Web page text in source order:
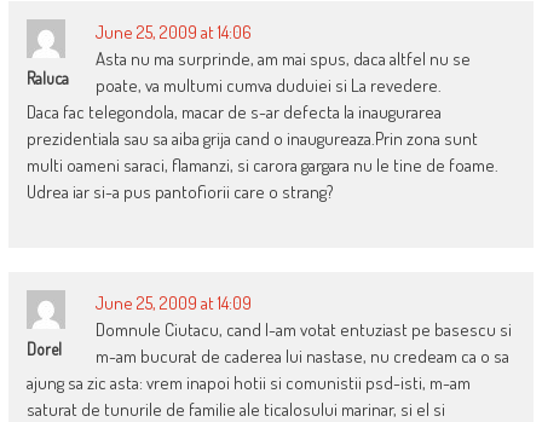
Raluca
June 25, 2009 at 14:06
Asta nu ma surprinde, am mai spus, daca altfel nu se
poate, va multumi cumva duduiei si La revedere.
Daca fac telegondola, macar de s-ar defecta la inaugurarea
prezidentiala sau sa aiba grija cand o inaugureaza.Prin zona sunt
multi oameni saraci, flamanzi, si carora gargara nu le tine de foame.
Udrea iar si-a pus pantofiorii care o strang?
Dorel
June 25, 2009 at 14:09
Domnule Ciutacu, cand l-am votat entuziast pe basescu si
m-am bucurat de caderea lui nastase, nu credeam ca o sa
ajung sa zic asta: vrem inapoi hotii si comunistii psd-isti, m-am
saturat de tunurile de familie ale ticalosului marinar, si el si